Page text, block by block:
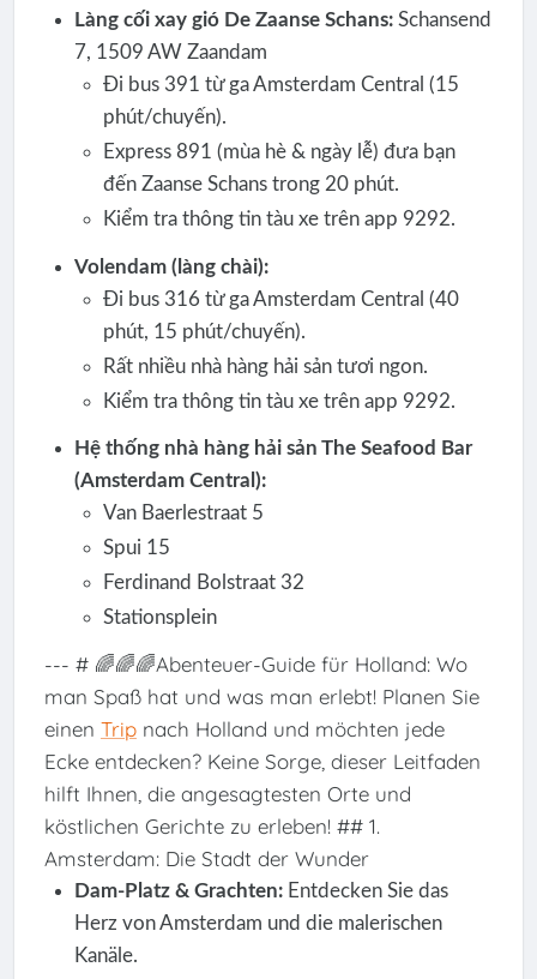
Làng cối xay gió De Zaanse Schans:Schansend
7, 1509 AW Zaandam
Đi bus 391 từ ga Amsterdam Central (15
phút/chuyến).
Express 891 (mùa hè & ngày lễ) đưa bạn
đến Zaanse Schans trong 20 phút.
Kiểm tra thông tin tàu xe trên app 9292.
Volendam (làng chài):
Đi bus 316 từ ga Amsterdam Central (40
phút, 15 phút/chuyến).
Rất nhiều nhà hàng hải sản tươi ngon.
Kiểm tra thông tin tàu xe trên app 9292.
Hệ thống nhà hàng hải sản The Seafood Bar
(Amsterdam Central):
Van Baerlestraat 5
Spui 15
Ferdinand Bolstraat 32
Stationsplein
--- # 🌈🌈🌈Abenteuer-Guide für Holland: Wo
man Spaß hat und was man erlebt! Planen Sie
einen Tripnach Holland und möchten jede
Ecke entdecken? Keine Sorge, dieser Leitfaden
hilft Ihnen, die angesagtesten Orte und
köstlichen Gerichte zu erleben! ## 1.
Amsterdam: Die Stadt der Wunder
Dam-Platz & Grachten:Entdecken Sie das
Herz von Amsterdam und die malerischen
Kanäle.